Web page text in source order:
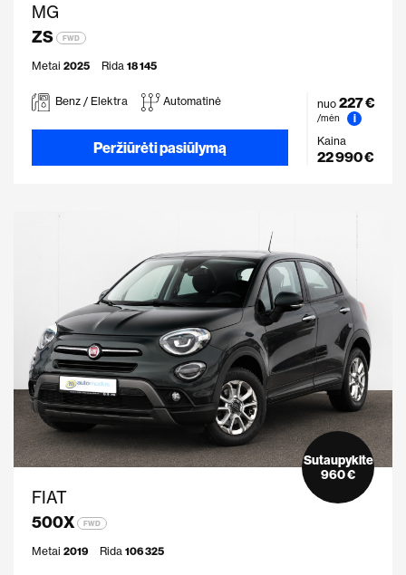
MG
ZS
FWD
Metai 2025 Rida 18 145
Benz / Elektra Automatinė
Peržiūrėti pasiūlymą
nuo 227 €
/mėn
i
Kaina
22 990 €
FIAT
500X
FWD
Metai 2019 Rida 106 325
Sutaupykite
960 €